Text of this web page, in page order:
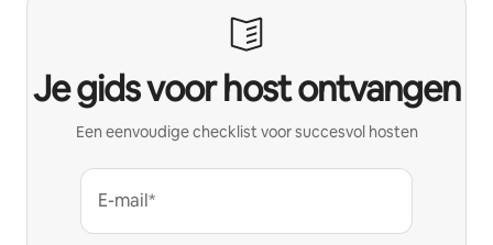
Je gids voor host ontvangen
Een eenvoudige checklist voor succesvol hosten
E-mail*